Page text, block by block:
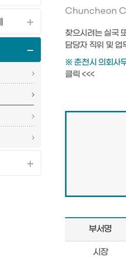
Chuncheon
찾으시려는 실국
담당자 직위 및 업
※ 춘천시 의회사
클릭 <<<
직
부서명
시장